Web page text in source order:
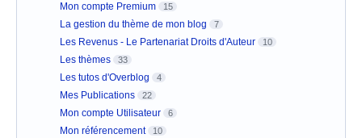
Mon compte Premium 15
La gestion du thème de mon blog 7
Les Revenus - Le Partenariat Droits d'Auteur 10
Les thèmes 33
Les tutos d'Overblog 4
Mes Publications 22
Mon compte Utilisateur 6
Mon référencement 10